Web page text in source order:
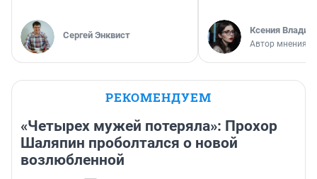
Сергей Энквист Ксения
Автор мнения
РЕКОМЕНДУЕМ
«Четырех мужей потеряла»: Прохор
Шаляпин проболтался о новой
возлюбленной